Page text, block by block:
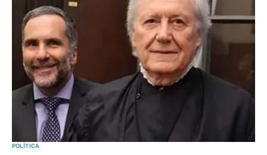
POLÍTICA